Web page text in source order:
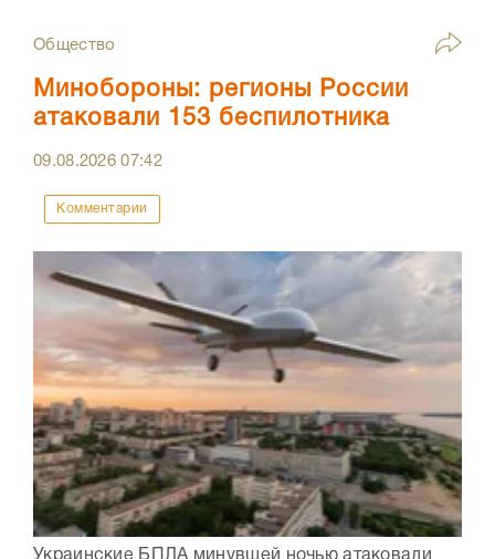
Общество
Минобороны: регионы России
атаковали 153 беспилотника
09.08.202607:42
Комментарии